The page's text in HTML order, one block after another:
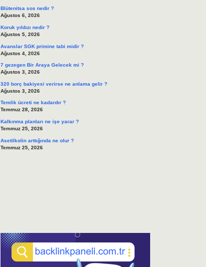
Blütenitsa sos nedir ?
Ağustos 6, 2026
Koruk yıldızı nedir ?
Ağustos 5, 2026
Avanslar SGK primine tabi midir ?
Ağustos 4, 2026
7 gezegen Bir Araya Gelecek mi ?
Ağustos 3, 2026
320 borç bakiyesi verirse ne anlama gelir ?
Ağustos 3, 2026
Temlik ücreti ne kadardır ?
Temmuz 28, 2026
Kalkınma planları ne işe yarar ?
Temmuz 25, 2026
Asetilkolin arttığında ne olur ?
Temmuz 25, 2026